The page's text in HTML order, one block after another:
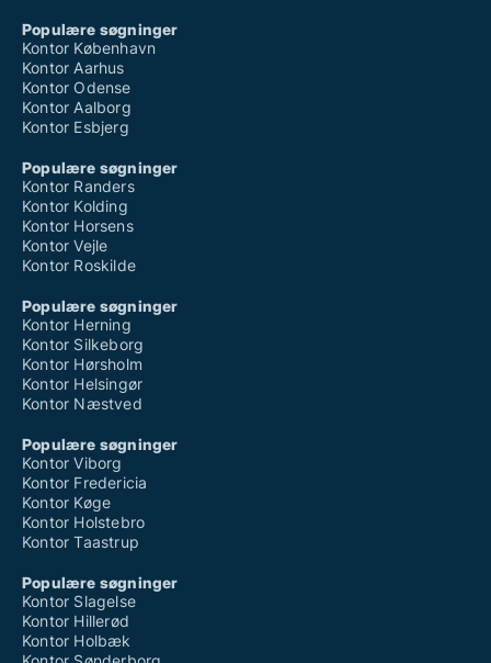
Populære søgninger
Kontor København
Kontor Aarhus
Kontor Odense
Kontor Aalborg
Kontor Esbjerg
Populære søgninger
Kontor Randers
Kontor Kolding
Kontor Horsens
Kontor Vejle
Kontor Roskilde
Populære søgninger
Kontor Herning
Kontor Silkeborg
Kontor Hørsholm
Kontor Helsingør
Kontor Næstved
Populære søgninger
Kontor Viborg
Kontor Fredericia
Kontor Køge
Kontor Holstebro
Kontor Taastrup
Populære søgninger
Kontor Slagelse
Kontor Hillerød
Kontor Holbæk